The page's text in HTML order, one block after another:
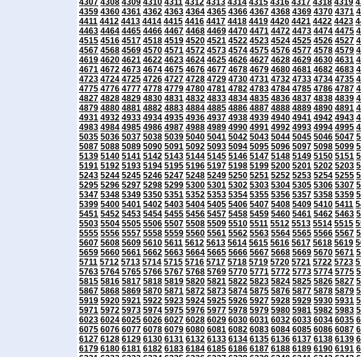
4307 4308 4309 4310 4311 4312 4313 4314 4315 4316 4317 4318 4319
4359 4360 4361 4362 4363 4364 4365 4366 4367 4368 4369 4370 4371
4411 4412 4413 4414 4415 4416 4417 4418 4419 4420 4421 4422 4423
4463 4464 4465 4466 4467 4468 4469 4470 4471 4472 4473 4474 4475
4515 4516 4517 4518 4519 4520 4521 4522 4523 4524 4525 4526 4527
4567 4568 4569 4570 4571 4572 4573 4574 4575 4576 4577 4578 4579
4619 4620 4621 4622 4623 4624 4625 4626 4627 4628 4629 4630 4631
4671 4672 4673 4674 4675 4676 4677 4678 4679 4680 4681 4682 4683
4723 4724 4725 4726 4727 4728 4729 4730 4731 4732 4733 4734 4735
4775 4776 4777 4778 4779 4780 4781 4782 4783 4784 4785 4786 4787
4827 4828 4829 4830 4831 4832 4833 4834 4835 4836 4837 4838 4839
4879 4880 4881 4882 4883 4884 4885 4886 4887 4888 4889 4890 4891
4931 4932 4933 4934 4935 4936 4937 4938 4939 4940 4941 4942 4943
4983 4984 4985 4986 4987 4988 4989 4990 4991 4992 4993 4994 4995
5035 5036 5037 5038 5039 5040 5041 5042 5043 5044 5045 5046 5047
5087 5088 5089 5090 5091 5092 5093 5094 5095 5096 5097 5098 5099
5139 5140 5141 5142 5143 5144 5145 5146 5147 5148 5149 5150 5151
5191 5192 5193 5194 5195 5196 5197 5198 5199 5200 5201 5202 5203
5243 5244 5245 5246 5247 5248 5249 5250 5251 5252 5253 5254 5255
5295 5296 5297 5298 5299 5300 5301 5302 5303 5304 5305 5306 5307
5347 5348 5349 5350 5351 5352 5353 5354 5355 5356 5357 5358 5359
5399 5400 5401 5402 5403 5404 5405 5406 5407 5408 5409 5410 5411
5451 5452 5453 5454 5455 5456 5457 5458 5459 5460 5461 5462 5463
5503 5504 5505 5506 5507 5508 5509 5510 5511 5512 5513 5514 5515
5555 5556 5557 5558 5559 5560 5561 5562 5563 5564 5565 5566 5567
5607 5608 5609 5610 5611 5612 5613 5614 5615 5616 5617 5618 5619
5659 5660 5661 5662 5663 5664 5665 5666 5667 5668 5669 5670 5671
5711 5712 5713 5714 5715 5716 5717 5718 5719 5720 5721 5722 5723
5763 5764 5765 5766 5767 5768 5769 5770 5771 5772 5773 5774 5775
5815 5816 5817 5818 5819 5820 5821 5822 5823 5824 5825 5826 5827
5867 5868 5869 5870 5871 5872 5873 5874 5875 5876 5877 5878 5879
5919 5920 5921 5922 5923 5924 5925 5926 5927 5928 5929 5930 5931
5971 5972 5973 5974 5975 5976 5977 5978 5979 5980 5981 5982 5983
6023 6024 6025 6026 6027 6028 6029 6030 6031 6032 6033 6034 6035
6075 6076 6077 6078 6079 6080 6081 6082 6083 6084 6085 6086 6087
6127 6128 6129 6130 6131 6132 6133 6134 6135 6136 6137 6138 6139
6179 6180 6181 6182 6183 6184 6185 6186 6187 6188 6189 6190 6191